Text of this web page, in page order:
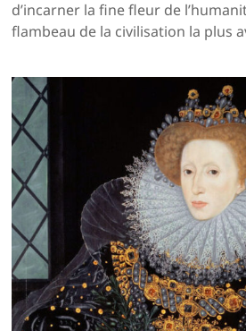
d’incarner la fine fleur de
flambeau de la civilisation la plus